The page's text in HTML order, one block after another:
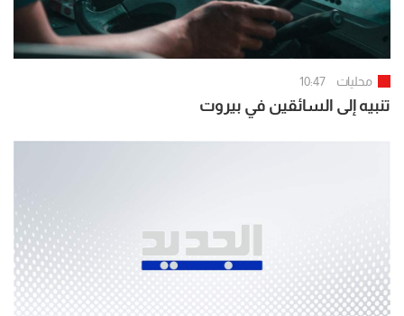
محليات 10:47
تنبيه إلى السائقين في بيروت